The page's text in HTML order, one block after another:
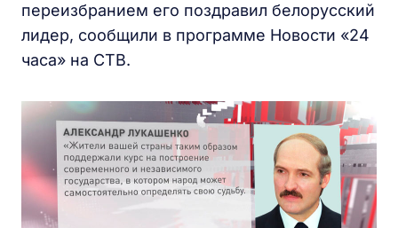
переизбранием его поздравил белорусский
лидер, сообщили в программе Новости «24
часа» на СТВ.